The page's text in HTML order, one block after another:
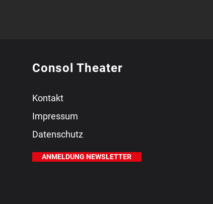
Consol Theater
Kontakt
Impressum
Datenschutz
ANMELDUNG NEWSLETTER